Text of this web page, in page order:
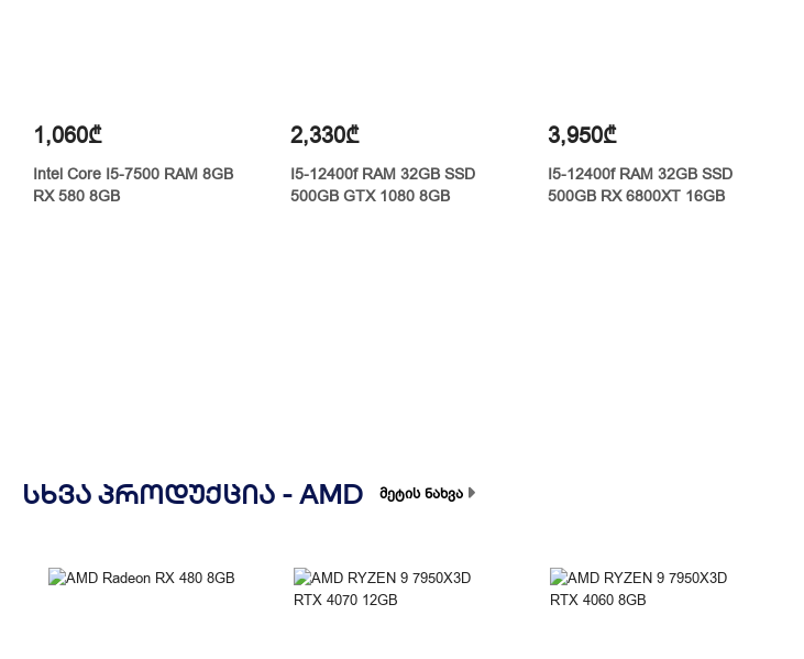
1,060₾
Intel Core I5-7500 RAM 8GB
RX 580 8GB
2,330₾
I5-12400f RAM 32GB SSD
500GB GTX 1080 8GB
3,950₾
I5-12400f RAM 32GB SSD
500GB RX 6800XT 16GB
ᲡᲮᲕᲐ ᲞᲠᲝᲓᲣᲥᲪᲘᲐ - AMD მეტის ნახვა